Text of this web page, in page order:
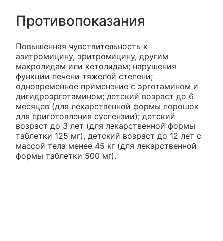
Противопоказания
Повышенная чувствительность к
азитромицину, эритромицину, другим
макролидам или кетолидам; нарушения
функции печени тяжелой степени;
одновременное применение с эрготамином и
дигидроэрготамином; детский возраст до 6
месяцев (для лекарственной формы порошок
для приготовления суспензии); детский
возраст до 3 лет (для лекарственной формы
таблетки 125 мг), детский возраст до 12 лет с
массой тела менее 45 кг (для лекарственной
формы таблетки 500 мг).